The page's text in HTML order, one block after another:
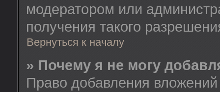
модератором или
получения такого
Вернуться к началу
» Почему я не могу
Право добавления